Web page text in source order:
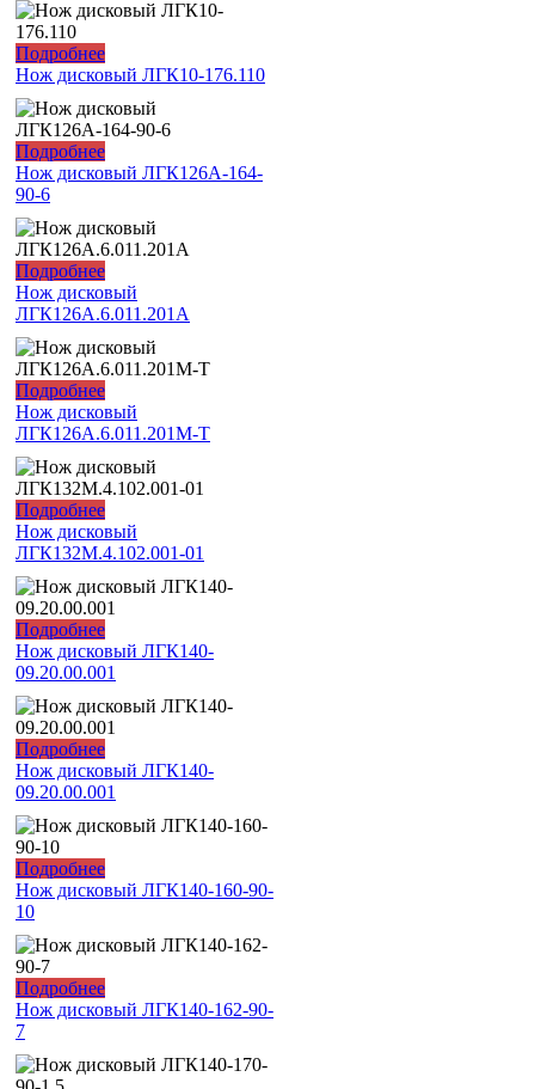
Подробнее
Нож дисковый ЛГК10-176.110
Подробнее
Нож дисковый ЛГК126А-164-
90-6
Подробнее
Нож дисковый
ЛГК126А.6.011.201А
Подробнее
Нож дисковый
ЛГК126А.6.011.201М-Т
Подробнее
Нож дисковый
ЛГК132М.4.102.001-01
Подробнее
Нож дисковый ЛГК140-
09.20.00.001
Подробнее
Нож дисковый ЛГК140-
09.20.00.001
Подробнее
Нож дисковый ЛГК140-160-90-
10
Подробнее
Нож дисковый ЛГК140-162-90-
7